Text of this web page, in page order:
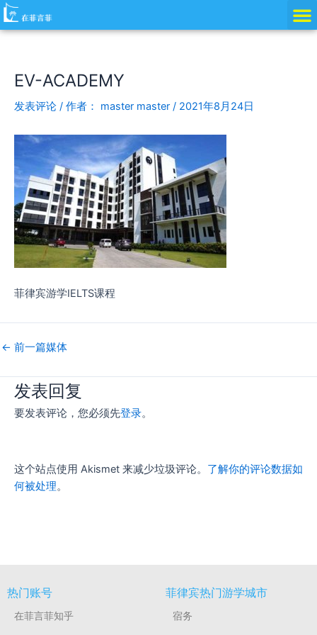
跳
至
EV-ACADEMY
发表评论 / 作者： master master / 2021年8月24日
菲律宾游学IELTS课程
Post
navigation
← 前一篇媒体
发表回复
要发表评论，您必须先登录。
这个站点使用 Akismet 来减少垃圾评论。 了解你的评论数据如
何被处理。
热门账号
在菲言菲知乎
菲律宾热门游学城市
宿务